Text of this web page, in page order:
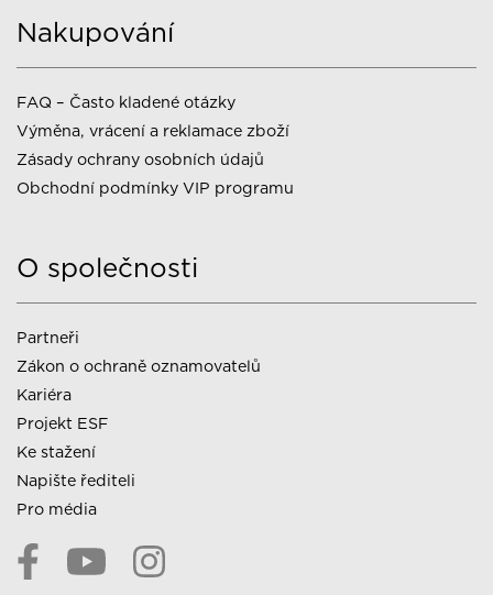
Nakupování
FAQ – Často kladené otázky
Výměna, vrácení a reklamace zboží
Zásady ochrany osobních údajů
Obchodní podmínky VIP programu
O společnosti
Partneři
Zákon o ochraně oznamovatelů
Kariéra
Projekt ESF
Ke stažení
Napište řediteli
Pro média